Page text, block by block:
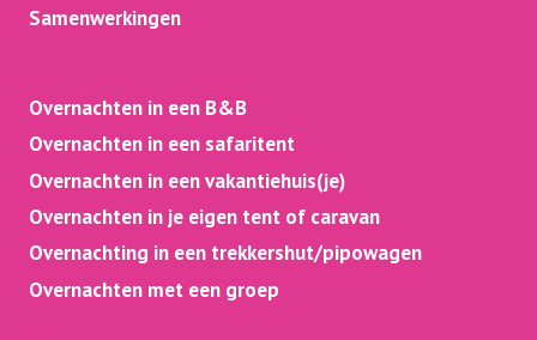
Samenwerkingen
Overnachten in een B&B
Overnachten in een safaritent
Overnachten in een vakantiehuis(je)
Overnachten in je eigen tent of caravan
Overnachting in een trekkershut/pipowagen
Overnachten met een groep